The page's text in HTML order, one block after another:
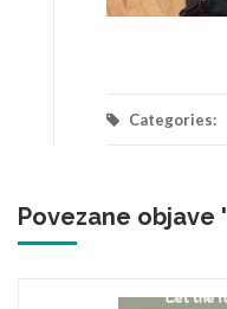
Categories:
Povezane objave '